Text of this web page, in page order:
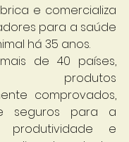
e comercializa
para a saúde
há 35 anos.
de 40 países,
produtos
comprovados,
seguros para a
produtividade e